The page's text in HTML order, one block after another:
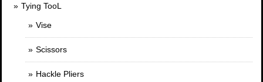
Tying TooL
Vise
Scissors
Hackle Pliers